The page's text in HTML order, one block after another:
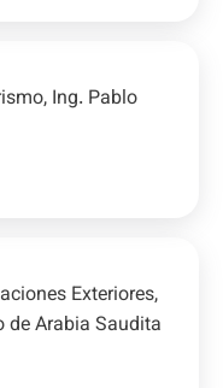
Ing. Pablo
Exteriores,
de Arabia Saudita